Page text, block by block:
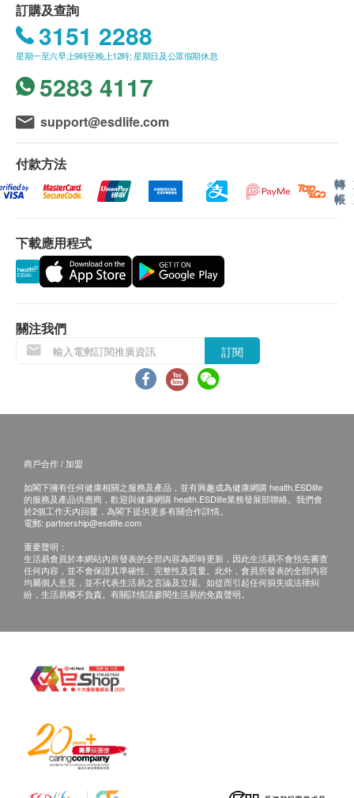
性、更年期人士
服用方法
每天一匙，加進250毫升的水或其他飲料
成份
水解膠原蛋白、透明質酸、鎂、維他命C、B1、B2、
B6
購買 Equazen 佳健素 / Lacteol 力多爾 / Yiling 以
嶺藥業 / Epaplus 骨樂樂 產品總額滿HK$500，即
可享本地免費送貨服務。賬單總額未滿HK$500需
附加HK$40運費。
離島及偏遠地區不設上門送貨，只限於順豐智能櫃
取件。
我們將於確定訂單後3個工作天內安排發貨。
不排除運送時間會因節日而有所影響。當八號烈風
訊號懸掛或黑色暴雨警告生效時，送貨服務時間將
會延遲。
認。倘若健康網購health.ESDlife未能提供任何訂
單上的貨品，健康網購health.ESDlife有權拒絕接
受該訂單，並且會於送貨前透過電話或電郵通知顧
退換條款：
當顧客收取已訂購之貨品時，有責任檢查貨品是否
有損毀情況，一經確認簽收，恕不接受退換。
正本，並於送貨後3個工作天內按下列方式聯絡 康
研藥業 客戶服務部跟進。
電郵: cs@fullhealth.store
訂購及查詢
3151 2288
星期一至六早上9時至晚上12時; 星期日及公眾假期休息
5283 4117
support@esdlife.com
付款方法
轉
帳
下載應用程式
關注我們
訂閱
商戶合作 / 加盟
如閣下擁有任何健康相關之服務及產品，並有興趣成為健康網購 health.ESDlife
的服務及產品供應商，歡迎與健康網購 health.ESDlife業務發展部聯絡。我們會
於2個工作天內回覆，為閣下提供更多有關合作詳情。
電郵: partnership@esdlife.com
重要聲明：
生活易會員於本網站內所發表的全部內容為即時更新，因此生活易不會預先審查
任何內容，並不會保證其準確性、完整性及質量。此外，會員所發表的全部內容
均屬個人意見，並不代表生活易之言論及立場。如從而引起任何損失或法律糾
紛，生活易概不負責。有關詳情請參閱生活易的免責聲明。